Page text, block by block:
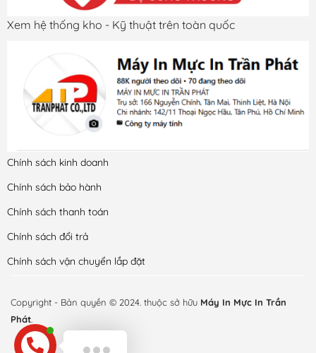
Xem hệ thống kho - Kỹ thuật trên toàn quốc
Chính sách kinh doanh
Chính sách bảo hành
Chính sách thanh toán
Chính sách đổi trả
Chính sách vận chuyển lắp đặt
Copyright - Bản quyền © 2024. thuộc sở hữu Máy In Mực In Trần
Phát.